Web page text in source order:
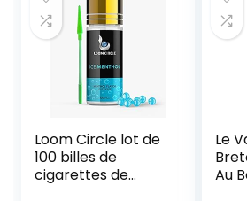
Loom Circle lot de
100 billes de
cigarettes de
Le
Au